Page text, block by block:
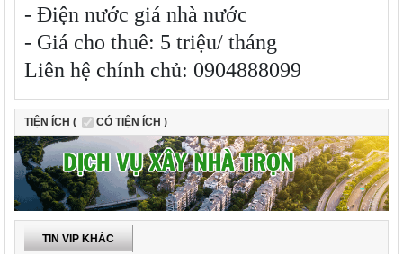
- Điện nước giá nhà nước
- Giá cho thuê: 5 triệu/ tháng
Liên hệ chính chủ: 0904888099
TIỆN ÍCH ( CÓ TIỆN ÍCH )
TIN VIP KHÁC